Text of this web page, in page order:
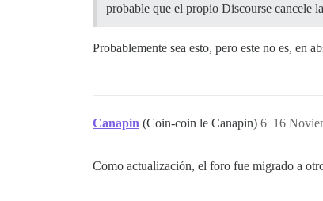
probable que el propio Discourse cancele
Probablemente sea esto, pero este no es, en
Canapin (Coin-coin le Canapin) 16
6
Como actualización, el foro fue migrado a